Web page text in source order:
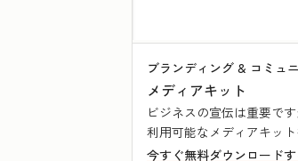
ブランディング & コミュ
メディアキット
ビジネスの宣伝は重要で
利用可能なメディアキッ
今すぐ無料ダウンロードす